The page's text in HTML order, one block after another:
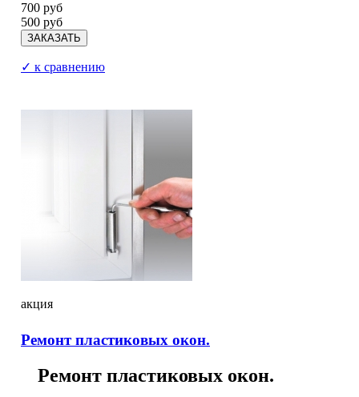
700 руб
500 руб
✓ к сравнению
акция
Ремонт пластиковых окон.
Ремонт пластиковых окон.